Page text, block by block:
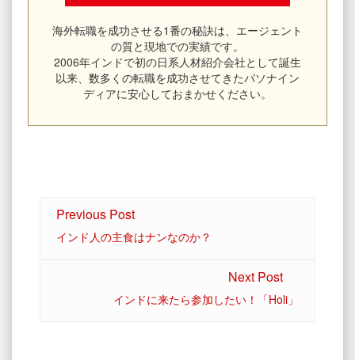
海外転職を成功させる1番の秘訣は、エージェント
の質と現地での実績です。
2006年インドで初の日系人材紹介会社として誕生
以来、数多くの転職を成功させてきたパソナイン
ディアに安心しておまかせください。
Previous Post
インド人の主食はナンなのか？
Next Post
インドに来たら参加したい！「Holi」